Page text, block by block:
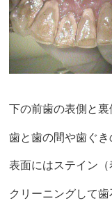
下の前歯の表側と
歯と歯の間や歯ぐき
表面にはステイン（
クリーニングして